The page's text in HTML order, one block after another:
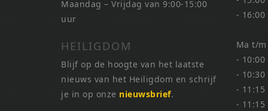
Maandag – Vrijdag van 9:00-15:00
uur
HEILIGDOM
Blijf op de hoogte van het laatste
nieuws van het Heiligdom en schrijf
je in op onze nieuwsbrief.
-
Ma t/
- 10:00
-
-
-